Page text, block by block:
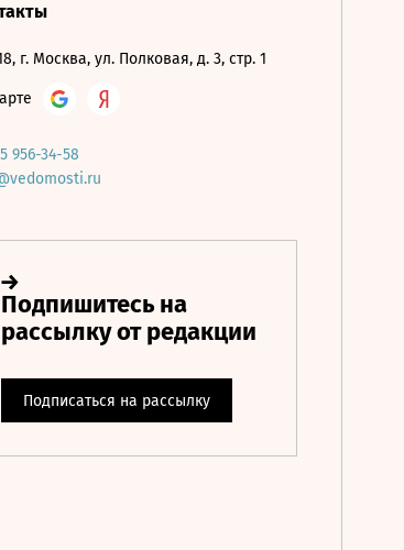
г. Москва, ул. Полковая, д. 3, стр. 1
956-34-58